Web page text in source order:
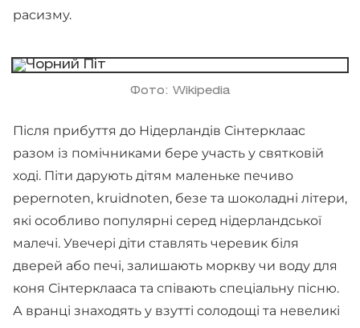
расизму.
Фото: Wikipedia
Після прибуття до Нідерландів Сінтерклаас
разом із помічниками бере участь у святковій
ході. Піти дарують дітям маленьке печиво
pepernoten, kruidnoten, безе та шоколадні літери,
які особливо популярні серед нідерландської
малечі. Увечері діти ставлять черевик біля
дверей або печі, залишають моркву чи воду для
коня Сінтерклааса та співають спеціальну пісню.
А вранці знаходять у взутті солодощі та невеликі